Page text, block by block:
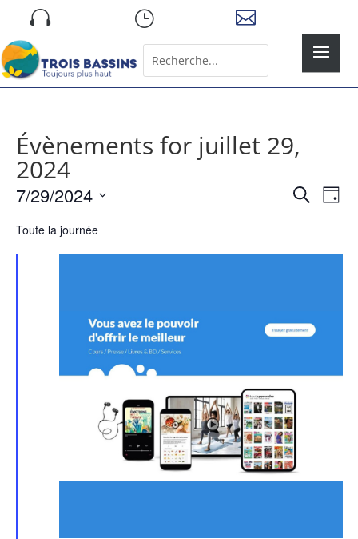
 } 
for...
Évènements for juillet 29,
2024
de
Recherche
de
Jour
7/29/2024
une
date.
Toute la journée